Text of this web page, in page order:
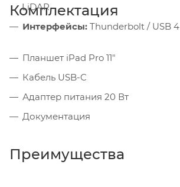
LiDAR
Интерфейсы: Thunderbolt / USB 4
Комплектация
Планшет iPad Pro 11"
Кабель USB-C
Адаптер питания 20 Вт
Документация
Преимущества